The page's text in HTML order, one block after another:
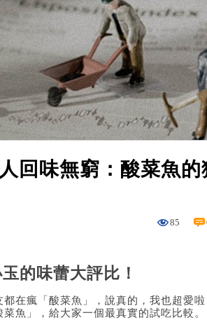
回味無窮：酸菜魚的
85
的味蕾大評比！
在瘋「酸菜魚」，說真的，我也超愛
魚」，給大家一個最真實的試吃比較。